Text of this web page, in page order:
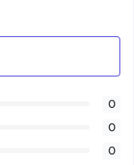
0
0
0